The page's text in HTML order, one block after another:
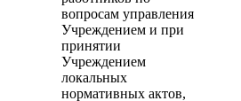
вопросам управления
Учреждением и при
принятии
Учреждением
локальных
нормативных актов,